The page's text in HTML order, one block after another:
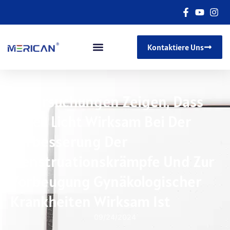
Kontaktiere Uns
Untersuchungen Zeigen, Dass
Rotes Licht Wirksam Bei Der
Verbesserung Der
Menstruationskrämpfe Und Zur
Vorbeugung Gynäkologischer
Krankheiten Wirksam Ist